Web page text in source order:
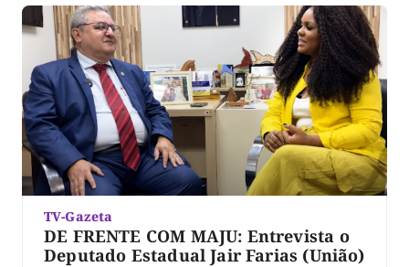
Modalidades – Arco e Flecha – Corrida […]
TV-Gazeta
DE FRENTE COM MAJU: Entrevista o
Deputado Estadual Jair Farias (União)